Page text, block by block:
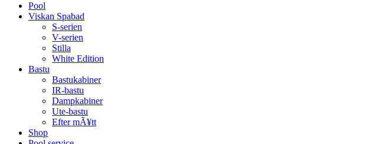
Pool
Viskan Spabad
S-serien
V-serien
Stilla
White Edition
Bastu
Bastukabiner
IR-bastu
Dampkabiner
Ute-bastu
Efter mÃ¥tt
Shop